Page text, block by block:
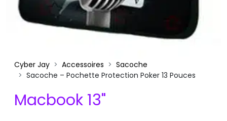
Cyber Jay Accessoires
Sacoche
Sacoche – Pochette Protection Poker 13 Pouces
Macbook 13"